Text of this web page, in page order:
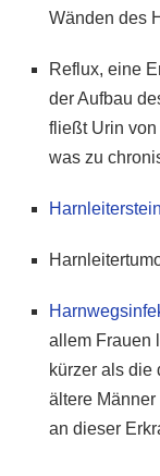
Wänden des
Reflux, eine
der Aufbau
fließt Urin
was zu
allem Frauen
kürzer als die
ältere
an dieser